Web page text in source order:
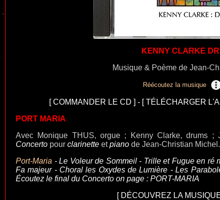
KENNY CLARKE
Musique & Poème de Jean-
Réécoutez la musique
[COMMANDER LE CD ] - [TÉLÉCHARGER
PORT MARIA
Avec Monique THUS, orgue ; Kenny Clarke, drums ;
Concerto pour clarinette etpiano de Jean-Christian Michel.
Port-Maria - Le Voleur de Sommeil - Trille et Fugue en ré
Fa majeur - Choral les Oxydes de Lumière - Les
Écoutez le final du Concerto on page : PORT-MARIA
[ DÉCOUVREZ LA